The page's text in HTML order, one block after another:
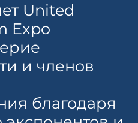
United
Expo
и членов
благодаря